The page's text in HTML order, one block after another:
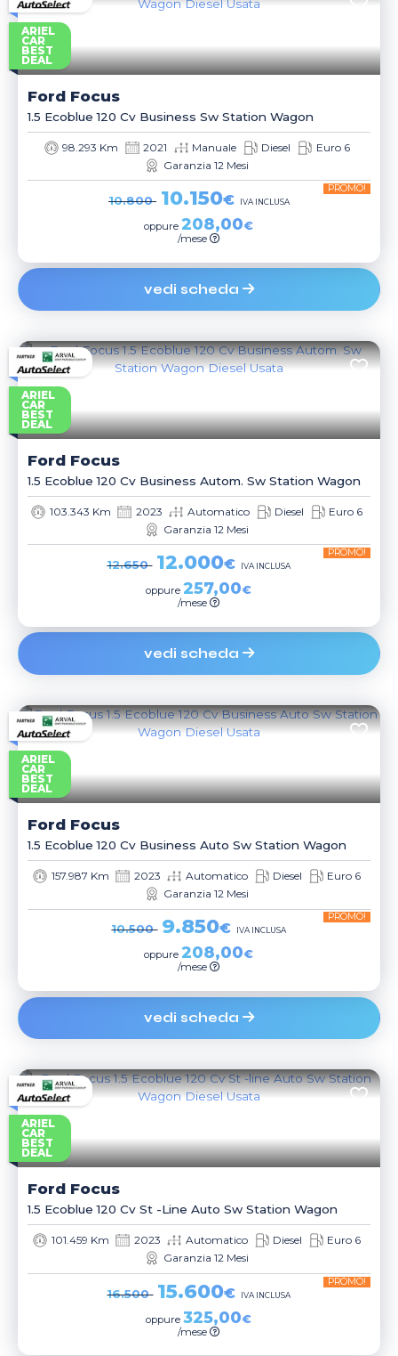
ARIEL
CAR
BEST
DEAL
Ford Focus
1.5 Ecoblue 120 Cv Business Sw Station Wagon
98.293 Km 2021 Manuale Diesel
Euro 6
Garanzia 12 Mesi
10.800 10.150€
PROMO!
IVA INCLUSA
oppure 208,00€
/mese
vedi scheda
ARIEL
CAR
BEST
DEAL
Ford Focus
1.5 Ecoblue 120 Cv Business Autom. Sw Station Wagon
103.343 Km 2023 Automatico Diesel
Euro 6
Garanzia 12 Mesi
12.650 12.000€
PROMO!
IVA INCLUSA
oppure 257,00€
/mese
vedi scheda
ARIEL
CAR
BEST
DEAL
Ford Focus
1.5 Ecoblue 120 Cv Business Auto Sw Station Wagon
157.987 Km 2023 Automatico Diesel
Euro 6
Garanzia 12 Mesi
10.500 9.850€
PROMO!
IVA INCLUSA
oppure 208,00€
/mese
vedi scheda
ARIEL
CAR
BEST
DEAL
Ford Focus
1.5 Ecoblue 120 Cv St -line Auto Sw Station Wagon
101.459 Km 2023 Automatico Diesel
Euro 6
Garanzia 12 Mesi
16.500 15.600€
PROMO!
IVA INCLUSA
oppure325,00€
/mese